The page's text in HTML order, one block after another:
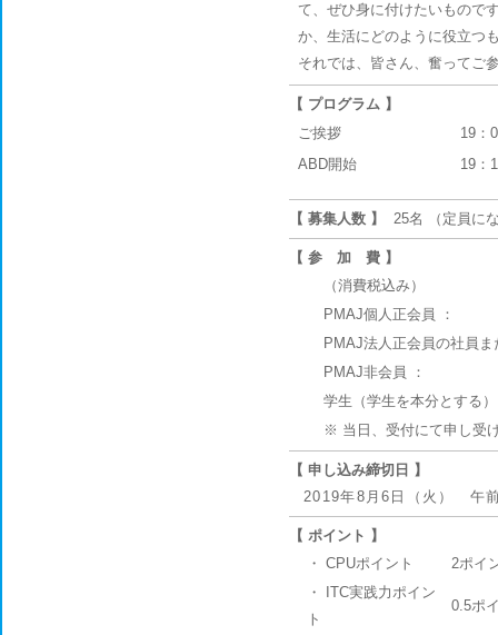
て、ぜひ身に付けたいもので
か、生活にどのように役立つ
それでは、皆さん、奮ってご
【 プログラム 】
ご挨拶
19
ABD開始
19
【 募集人数 】 25名 （定員に
【 参 加 費 】
（消費税込み）
PMAJ個人正会員 ：
PMAJ法人正会員の社員
PMAJ非会員 ：
学生（学生を本分とする
※ 当日、受付にて申し受
【 申し込み締切日 】
2019年8月6日（火） 午
【 ポイント 】
・ CPUポイント
2ポイ
・ ITC実践力ポイン
ト
0.5ポ